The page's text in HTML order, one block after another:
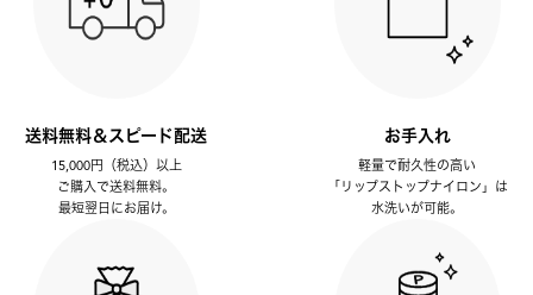
送料無料＆スピード配送
15,000円（税込）以上
ご購入で送料無料。
最短翌日にお届け。
お手入れ
軽量で耐久性の高い
「リップストップナイロン」は
水洗いが可能。